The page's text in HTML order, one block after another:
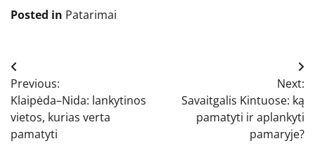
Posted in Patarimai
Navigacija
tarp
įrašų
Previous:
Klaipėda–Nida: lankytinos
vietos, kurias verta
pamatyti
Next:
Savaitgalis Kintuose: ką
pamatyti ir aplankyti
pamaryje?